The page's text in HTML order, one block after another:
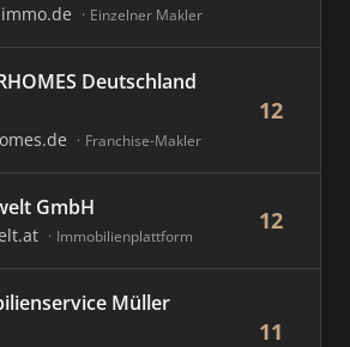
Einzelner Makler
Deutschland
Franchise-Makler
12
GmbH
Immobilienplattform
12
Müller
11